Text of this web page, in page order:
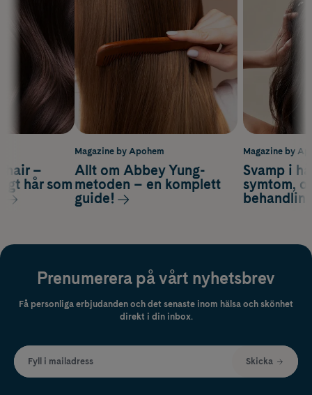
Magazine by
Svamp i
symtom,
hair –
hår som
Magazine by Apohem
Allt om Abbey Yung-
metoden – en komplett
guide!
Prenumerera på vårt nyhetsbrev
Få personliga erbjudanden och det senaste inom hälsa och skönhet
direkt i din inbox.
Fyll i mailadress Skicka